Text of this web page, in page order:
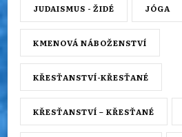
JUDAISMUS - ŽIDÉ JÓGA
KMENOVÁ NÁBOŽENSTVÍ
KŘESŤANSTVÍ-KŘESŤANÉ
KŘESŤANSTVÍ – KŘESŤANÉ